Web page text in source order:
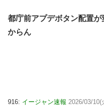
都庁前アプデボタン配置
からん
916: イージャン速報 2026/03/10(